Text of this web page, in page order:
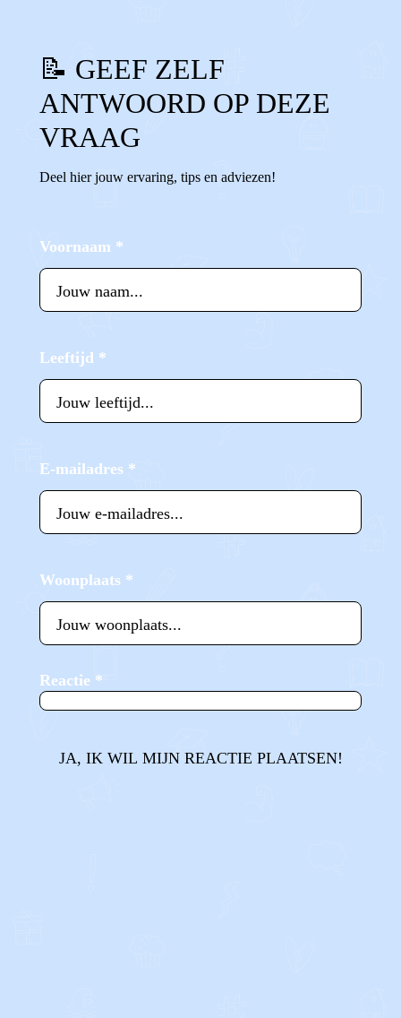
📝 GEEF ZELF
ANTWOORD OP DEZE
VRAAG
Deel hier jouw ervaring, tips en adviezen!
Voornaam *
Leeftijd *
E-mailadres *
Woonplaats *
Reactie *
JA, IK WIL MIJN REACTIE PLAATSEN!